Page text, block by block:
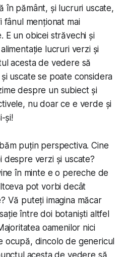
în pământ, și lucruri uscate,
fânul menționat mai
E un obicei străvechi și
lucruri verzi și
acesta de vedere să
uscate se poate considera
despre un subiect și
nu doar ce e verde și
și!
puțin perspectiva. Cine
verzi și uscate?
în minte e o pereche de
pot vorbi decât
Vă puteți imagina măcar
între doi botaniști altfel
oamenilor nici
ocupă, dincolo de genericul
acesta de vedere să